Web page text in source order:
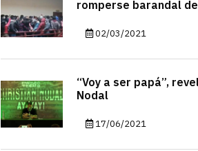
romperse barandal
02/03/2021
“Voy a ser papá”,
Nodal
17/06/2021